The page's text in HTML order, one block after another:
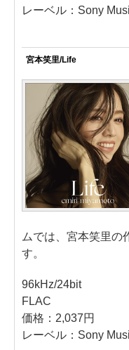
レーベル：Sony
宮本笑里/Life
ムでは、宮本笑里の
す。
96kHz/24bit
FLAC
価格：2,037円
レーベル：Sony